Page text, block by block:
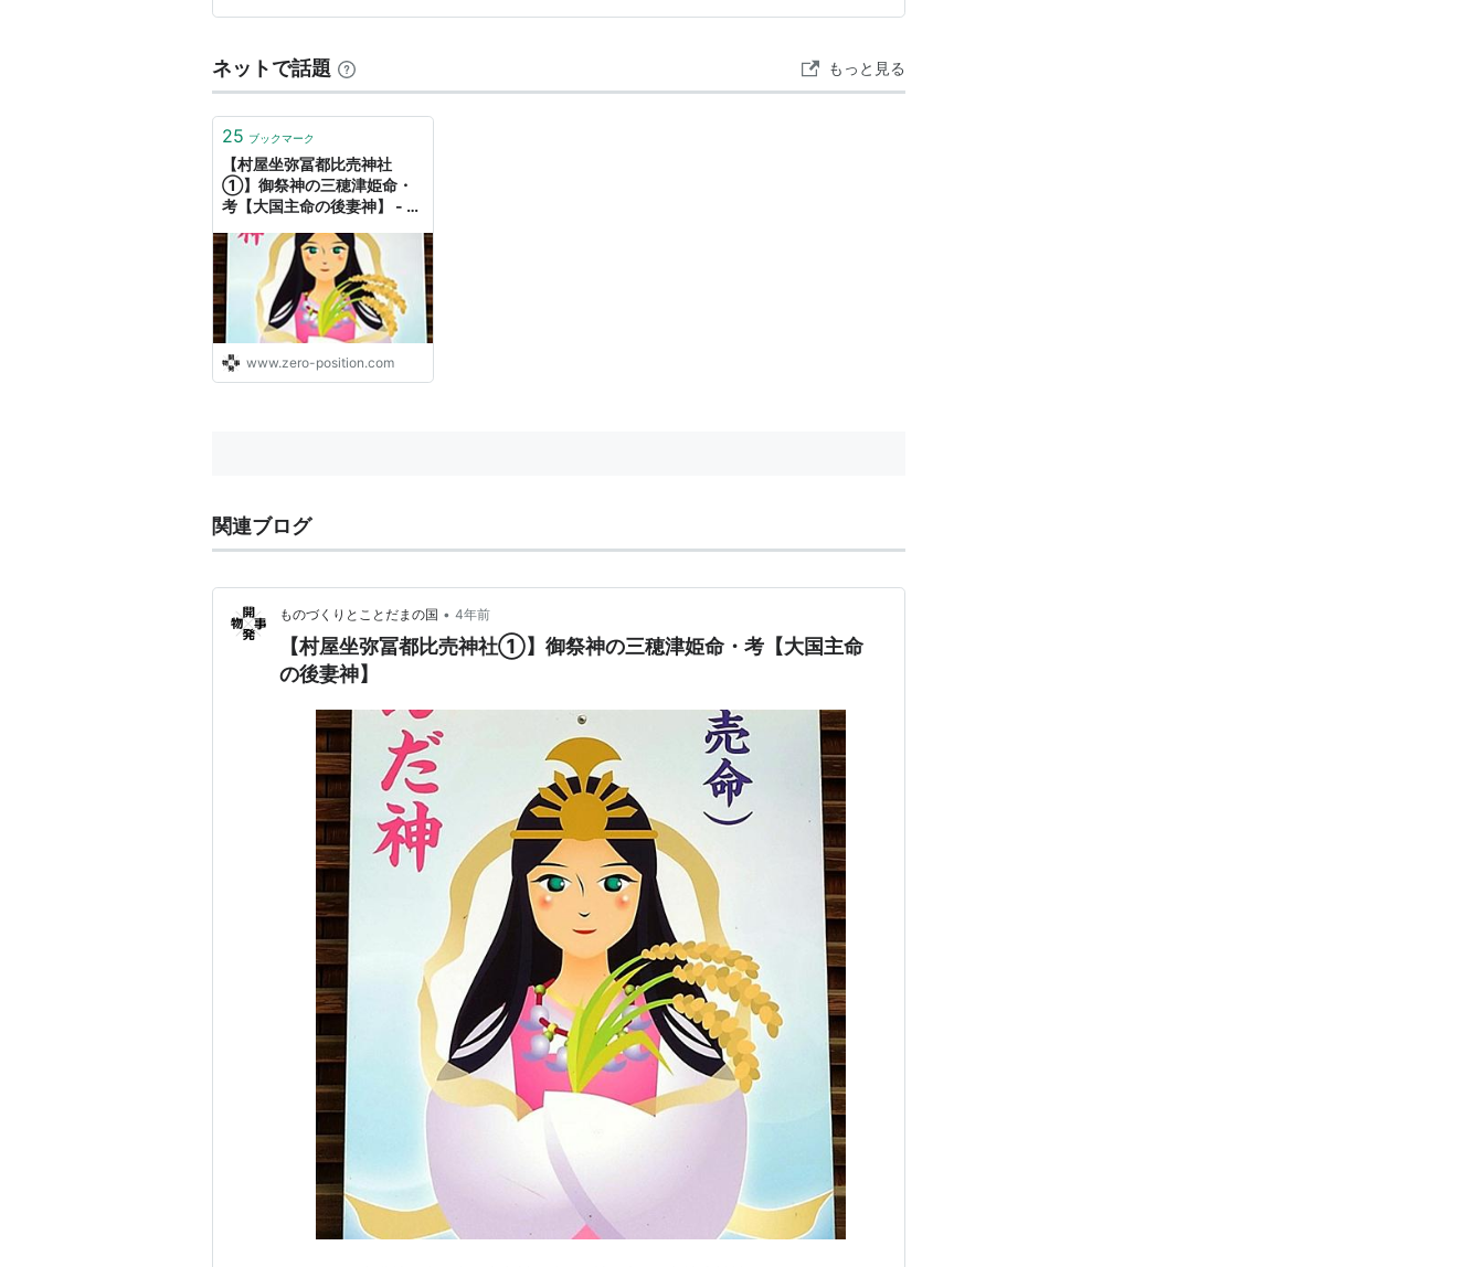
てこちらが本殿です…
ネットで話題 もっと見る
25 ブックマーク
【村屋坐弥冨都比売神社
①】御祭神の三穂津姫命・
考【大国主命の後妻神】 - も
www.zero-position.com
関連ブログ
ものづくりとことだまの国 • 4年前
【村屋坐弥冨都比売神社①】御祭神の三穂津姫命・考【大国主命
の後妻神】